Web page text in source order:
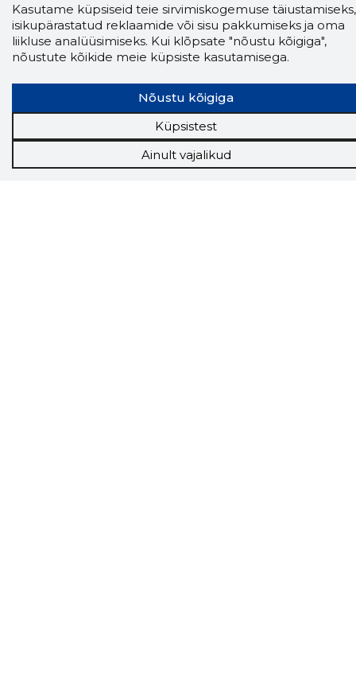
Storybook
Chrome laiendus
Storybooki laiendus ütleb Sulle, mis firma
veebilehel Sa parajasti viibid ja kui usaldusväärne
see firma täna on.LAADI LAIENDUS ALLA
Kasutame küpsiseid teie sirvimiskogemuse täiustamiseks,
isikupärastatud reklaamide või sisu pakkumiseks ja oma
liikluse analüüsimiseks. Kui klõpsate "nõustu kõigiga",
nõustute kõikide meie küpsiste kasutamisega.
Nõustu kõigiga
Küpsistest
Ainult vajalikud